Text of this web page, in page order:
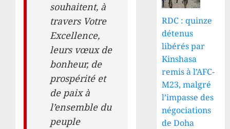
souhaitent, à
travers Votre
Excellence,
leurs vœux de
bonheur, de
prospérité et
de paix à
l’ensemble du
peuple
RDC : quinze
détenus
libérés par
Kinshasa
remis à l’AFC-
M23, malgré
l’impasse des
négociations
de Doha